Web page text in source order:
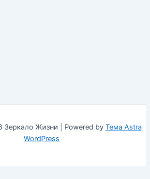
Зеркало Жизни | Powered by Тема Astra
WordPress